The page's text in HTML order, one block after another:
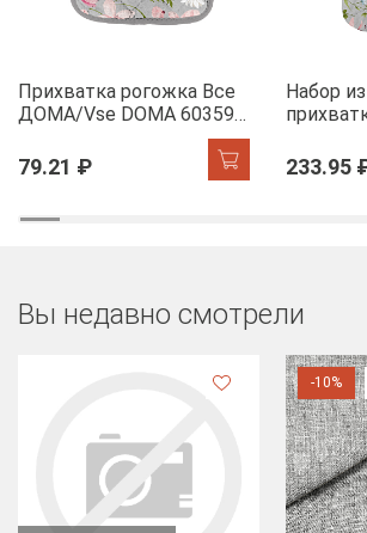
Прихватка рогожка Все
ДОМА/Vse DOMA 60359-
79.21 ₽
Набор
ДОМА/
1
233.95
Вы недавно смотрели
-10%